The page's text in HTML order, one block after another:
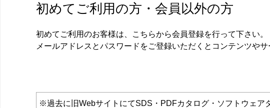
初めてご利用の方・会員以外の方
初めてご利用のお客様は、こちらから会員登録を行って下さい。
メールアドレスとパスワードをご登録いただくとコンテンツやサ
※過去に旧WebサイトにてSDS・PDFカタログ・ソフトウェア